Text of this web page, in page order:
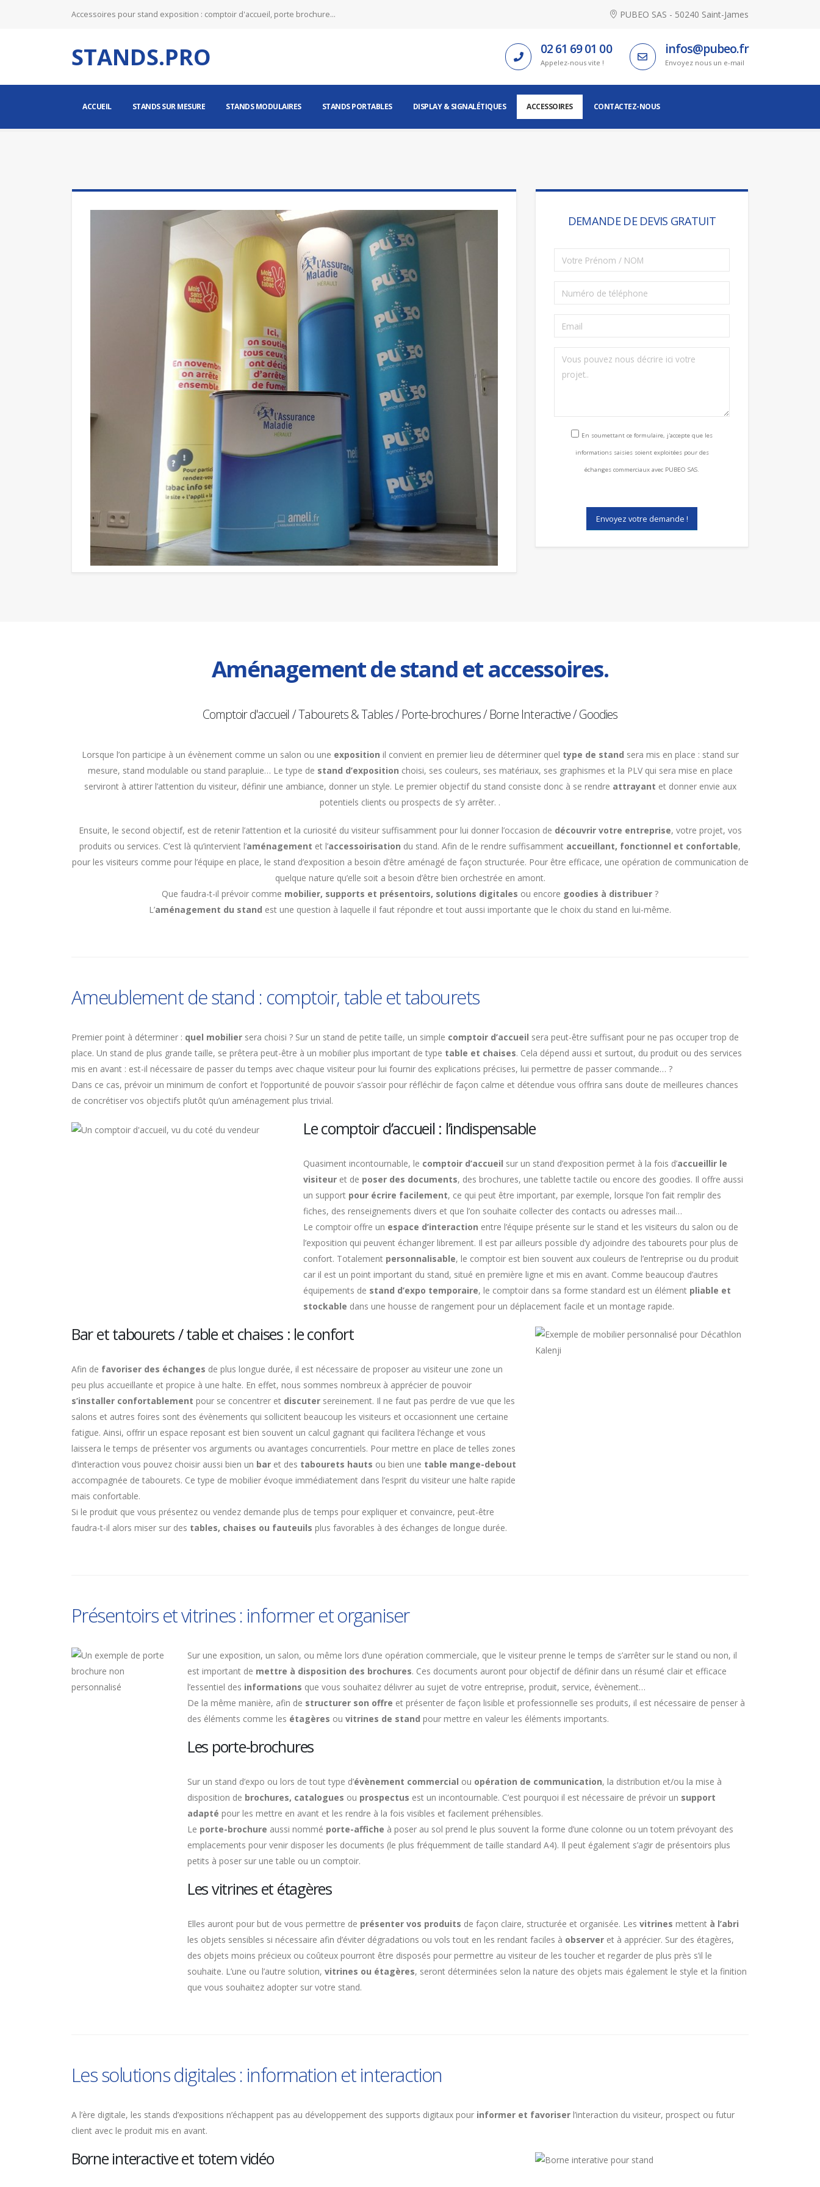
Accessoires pour stand exposition : comptoir d'accueil, porte brochure... PUBEO SAS - 50240 Saint-James
STANDS.PRO 02 61 69 01 00
Appelez-nous vite !
infos@pubeo.fr
Envoyez nous un e-mail
ACCUEIL STANDS SUR MESURE STANDS MODULAIRES STANDS PORTABLES DISPLAY & SIGNALÉTIQUES ACCESSOIRES CONTACTEZ-NOUS
DEMANDE DE DEVIS GRATUIT
Consentement RGPD
En soumettant ce formulaire, j'accepte que les
informations saisies soient exploitées pour des
échanges commerciaux avec PUBEO SAS.
Envoyez votre demande !
Aménagement de stand et accessoires.
Comptoir d'accueil / Tabourets & Tables / Porte-brochures / Borne Interactive / Goodies
Lorsque l’on participe à un évènement comme un salon ou une exposition il convient en premier lieu de déterminer quel type de stand sera mis en place : stand sur
mesure, stand modulable ou stand parapluie… Le type de stand d’exposition choisi, ses couleurs, ses matériaux, ses graphismes et la PLV qui sera mise en place
serviront à attirer l’attention du visiteur, définir une ambiance, donner un style. Le premier objectif du stand consiste donc à se rendre attrayant et donner envie aux
potentiels clients ou prospects de s’y arrêter. .
Ensuite, le second objectif, est de retenir l’attention et la curiosité du visiteur suffisamment pour lui donner l’occasion de découvrir votre entreprise, votre projet, vos
produits ou services. C’est là qu’intervient l’aménagement et l’accessoirisation du stand. Afin de le rendre suffisamment accueillant, fonctionnel et confortable,
pour les visiteurs comme pour l’équipe en place, le stand d’exposition a besoin d’être aménagé de façon structurée. Pour être efficace, une opération de communication de
quelque nature qu’elle soit a besoin d’être bien orchestrée en amont.
Que faudra-t-il prévoir comme mobilier, supports et présentoirs, solutions digitales ou encore goodies à distribuer ?
L’aménagement du stand est une question à laquelle il faut répondre et tout aussi importante que le choix du stand en lui-même.
Ameublement de stand : comptoir, table et tabourets
Premier point à déterminer : quel mobilier sera choisi ? Sur un stand de petite taille, un simple comptoir d’accueil sera peut-être suffisant pour ne pas occuper trop de
place. Un stand de plus grande taille, se prêtera peut-être à un mobilier plus important de type table et chaises. Cela dépend aussi et surtout, du produit ou des services
mis en avant : est-il nécessaire de passer du temps avec chaque visiteur pour lui fournir des explications précises, lui permettre de passer commande… ?
Dans ce cas, prévoir un minimum de confort et l’opportunité de pouvoir s’assoir pour réfléchir de façon calme et détendue vous offrira sans doute de meilleures chances
de concrétiser vos objectifs plutôt qu’un aménagement plus trivial.
Le comptoir d’accueil : l’indispensable
Quasiment incontournable, le comptoir d’accueil sur un stand d’exposition permet à la fois d’accueillir le
visiteur et de poser des documents, des brochures, une tablette tactile ou encore des goodies. Il offre aussi
un support pour écrire facilement, ce qui peut être important, par exemple, lorsque l’on fait remplir des
fiches, des renseignements divers et que l’on souhaite collecter des contacts ou adresses mail…
Le comptoir offre un espace d’interaction entre l’équipe présente sur le stand et les visiteurs du salon ou de
l’exposition qui peuvent échanger librement. Il est par ailleurs possible d’y adjoindre des tabourets pour plus de
confort. Totalement personnalisable, le comptoir est bien souvent aux couleurs de l’entreprise ou du produit
car il est un point important du stand, situé en première ligne et mis en avant. Comme beaucoup d’autres
équipements de stand d’expo temporaire, le comptoir dans sa forme standard est un élément pliable et
stockable dans une housse de rangement pour un déplacement facile et un montage rapide.
Bar et tabourets / table et chaises : le confort
Afin de favoriser des échanges de plus longue durée, il est nécessaire de proposer au visiteur une zone un
peu plus accueillante et propice à une halte. En effet, nous sommes nombreux à apprécier de pouvoir
s’installer confortablement pour se concentrer et discuter sereinement. Il ne faut pas perdre de vue que les
salons et autres foires sont des évènements qui sollicitent beaucoup les visiteurs et occasionnent une certaine
fatigue. Ainsi, offrir un espace reposant est bien souvent un calcul gagnant qui facilitera l’échange et vous
laissera le temps de présenter vos arguments ou avantages concurrentiels. Pour mettre en place de telles zones
d’interaction vous pouvez choisir aussi bien un bar et des tabourets hauts ou bien une table mange-debout
accompagnée de tabourets. Ce type de mobilier évoque immédiatement dans l’esprit du visiteur une halte rapide
mais confortable.
Si le produit que vous présentez ou vendez demande plus de temps pour expliquer et convaincre, peut-être
faudra-t-il alors miser sur des tables, chaises ou fauteuils plus favorables à des échanges de longue durée.
Présentoirs et vitrines : informer et organiser
Sur une exposition, un salon, ou même lors d’une opération commerciale, que le visiteur prenne le temps de s’arrêter sur le stand ou non, il
est important de mettre à disposition des brochures. Ces documents auront pour objectif de définir dans un résumé clair et efficace
l’essentiel des informations que vous souhaitez délivrer au sujet de votre entreprise, produit, service, évènement…
De la même manière, afin de structurer son offre et présenter de façon lisible et professionnelle ses produits, il est nécessaire de penser à
des éléments comme les étagères ou vitrines de stand pour mettre en valeur les éléments importants.
Les porte-brochures
Sur un stand d’expo ou lors de tout type d’évènement commercial ou opération de communication, la distribution et/ou la mise à
disposition de brochures, catalogues ou prospectus est un incontournable. C’est pourquoi il est nécessaire de prévoir un support
adapté pour les mettre en avant et les rendre à la fois visibles et facilement préhensibles.
Le porte-brochure aussi nommé porte-affiche à poser au sol prend le plus souvent la forme d’une colonne ou un totem prévoyant des
emplacements pour venir disposer les documents (le plus fréquemment de taille standard A4). Il peut également s’agir de présentoirs plus
petits à poser sur une table ou un comptoir.
Les vitrines et étagères
Elles auront pour but de vous permettre de présenter vos produits de façon claire, structurée et organisée. Les vitrines mettent à l’abri
les objets sensibles si nécessaire afin d’éviter dégradations ou vols tout en les rendant faciles à observer et à apprécier. Sur des étagères,
des objets moins précieux ou coûteux pourront être disposés pour permettre au visiteur de les toucher et regarder de plus près s’il le
souhaite. L’une ou l’autre solution, vitrines ou étagères, seront déterminées selon la nature des objets mais également le style et la finition
que vous souhaitez adopter sur votre stand.
Les solutions digitales : information et interaction
A l’ère digitale, les stands d’expositions n’échappent pas au développement des supports digitaux pour informer et favoriser l’interaction du visiteur, prospect ou futur
client avec le produit mis en avant.
Borne interactive et totem vidéo